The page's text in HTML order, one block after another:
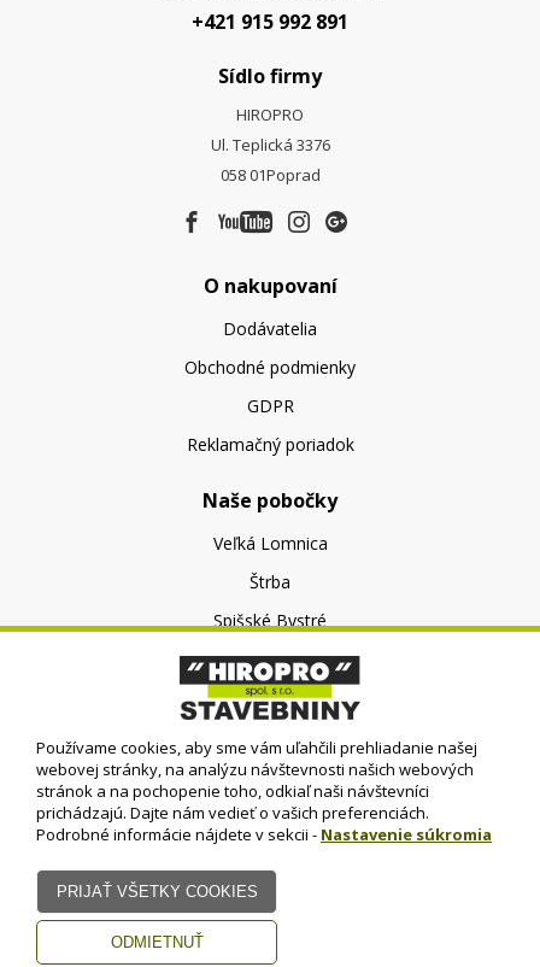
+421 915 992 891
Sídlo firmy
HIROPRO
Ul. Teplická 3376
058 01Poprad
O nakupovaní
Dodávatelia
Obchodné podmienky
GDPR
Reklamačný poriadok
Naše pobočky
Veľká Lomnica
Štrba
Spišské Bystré
O nás
O spoločnosti
Kontakt
© HIROPRO, spol. s r.o.
Používame cookies, aby sme vám uľahčili prehliadanie našej
webovej stránky, na analýzu návštevnosti našich webových
stránok a na pochopenie toho, odkiaľ naši návštevníci
prichádzajú. Dajte nám vedieť o vašich preferenciách.
Podrobné informácie nájdete v sekcii - Nastavenie súkromia